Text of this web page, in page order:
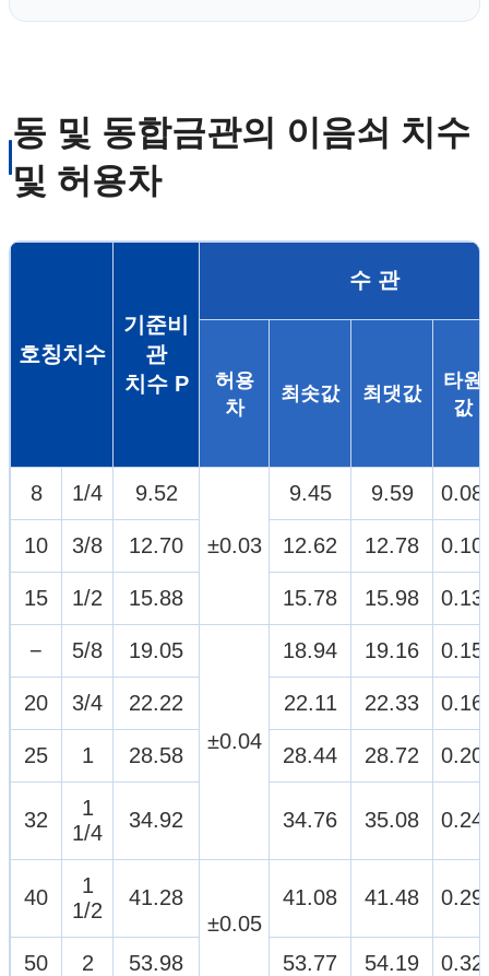
동 및 동합금관의 이음쇠 치수
및 허용차
호칭치수
기준비
관
치수 P
수 관
허용
차
최솟값 최댓값
타원
값
8 1/4 9.52
±0.03
9.45 9.59 0.08
10 3/8 12.70 12.62 12.78 0.10
15 1/2 15.88 15.78 15.98 0.13
− 5/8 19.05
±0.04
18.94 19.16 0.15
20 3/4 22.22 22.11 22.33 0.16
25 1 28.58 28.44 28.72 0.20
32
1
1/4
34.92 34.76 35.08 0.24
40
1
1/2
41.28
±0.05
41.08 41.48 0.29
50 2 53.98 53.77 54.19 0.32